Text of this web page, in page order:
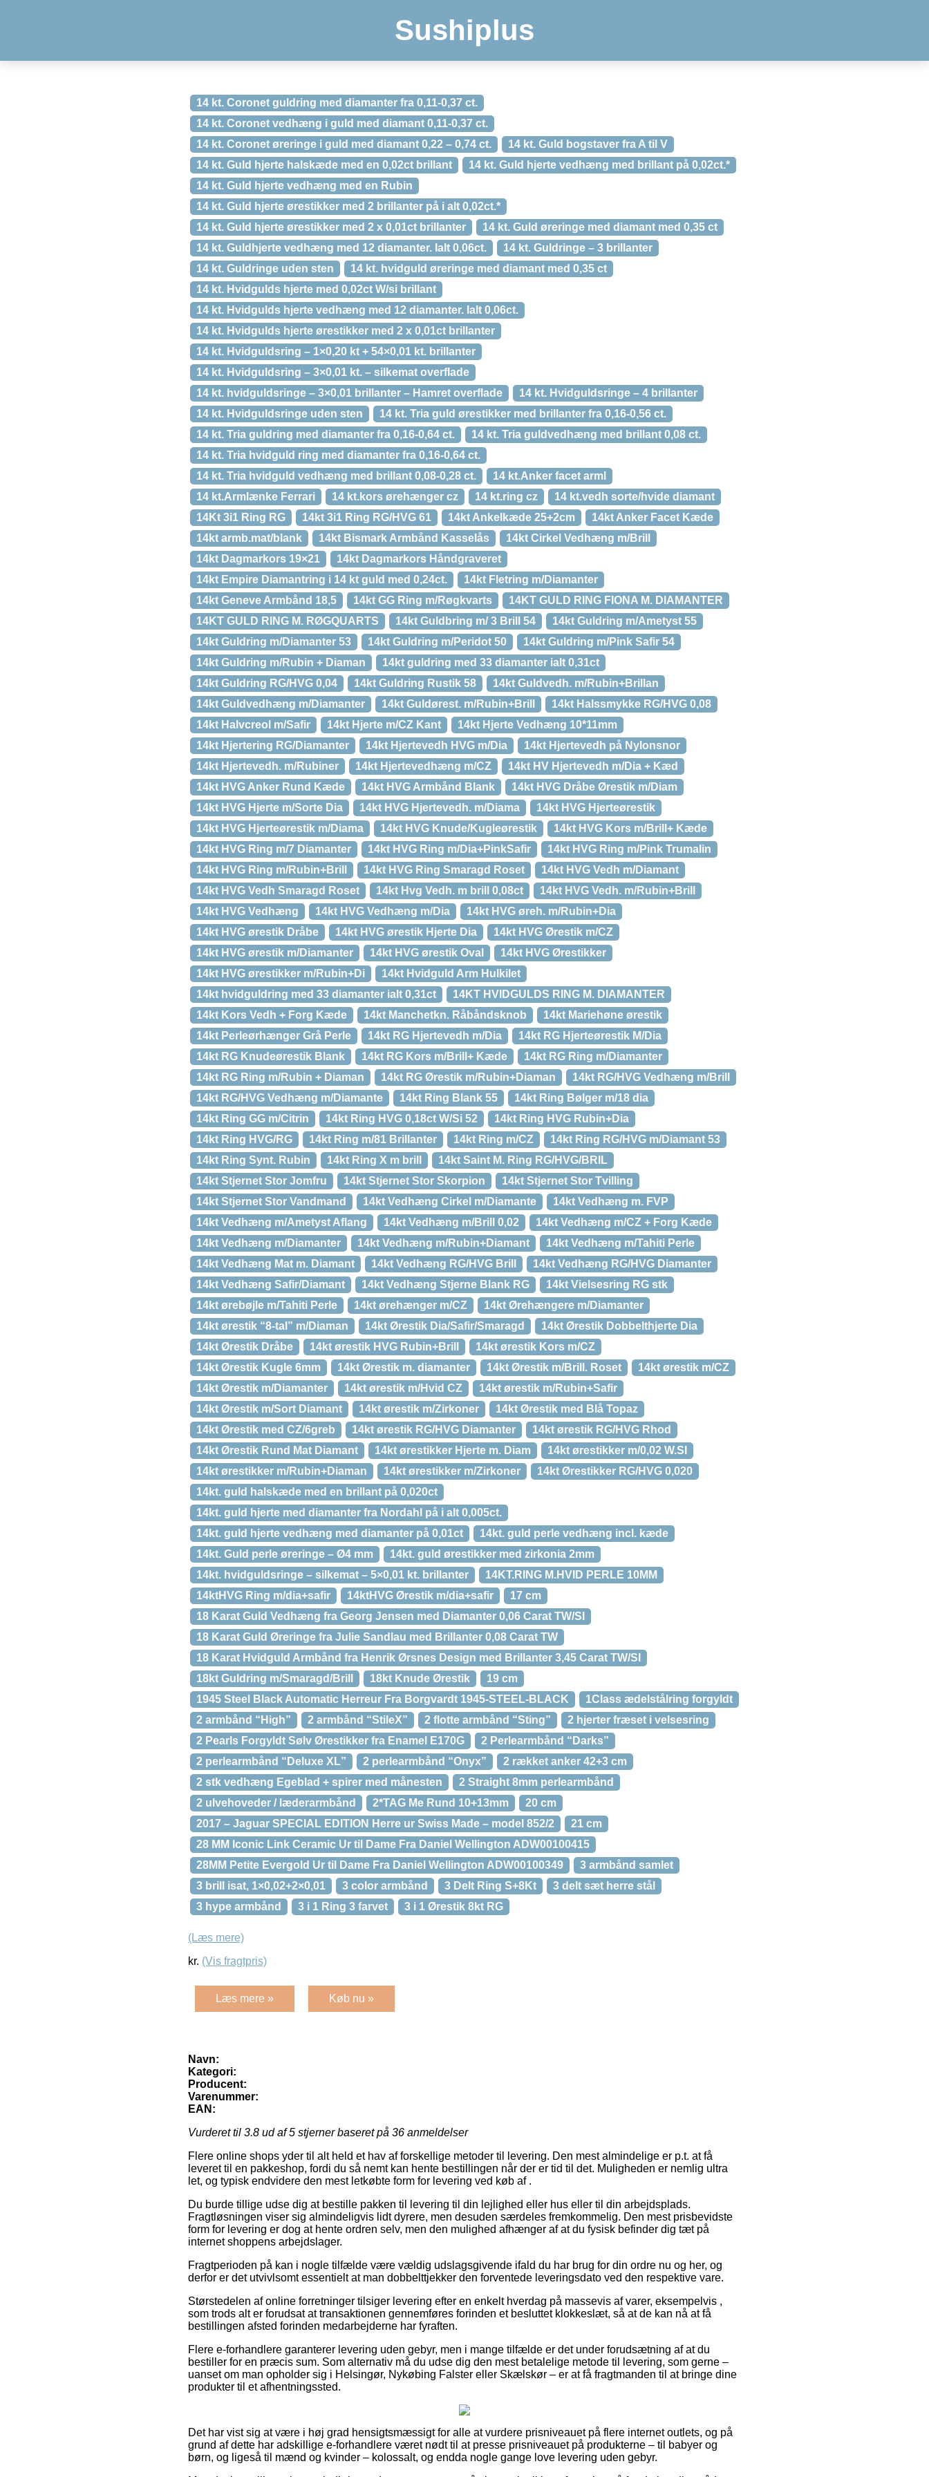
Sushiplus
14 kt. Coronet guldring med diamanter fra 0,11-0,37 ct.
14 kt. Coronet vedhæng i guld med diamant 0,11-0,37 ct.
14 kt. Coronet øreringe i guld med diamant 0,22 – 0,74 ct.
14 kt. Guld bogstaver fra A til V
14 kt. Guld hjerte halskæde med en 0,02ct brillant
14 kt. Guld hjerte vedhæng med brillant på 0,02ct.*
14 kt. Guld hjerte vedhæng med en Rubin
14 kt. Guld hjerte ørestikker med 2 brillanter på i alt 0,02ct.*
14 kt. Guld hjerte ørestikker med 2 x 0,01ct brillanter
14 kt. Guld øreringe med diamant med 0,35 ct
14 kt. Guldhjerte vedhæng med 12 diamanter. Ialt 0,06ct.
14 kt. Guldringe – 3 brillanter
14 kt. Guldringe uden sten
14 kt. hvidguld øreringe med diamant med 0,35 ct
14 kt. Hvidgulds hjerte med 0,02ct W/si brillant
14 kt. Hvidgulds hjerte vedhæng med 12 diamanter. Ialt 0,06ct.
14 kt. Hvidgulds hjerte ørestikker med 2 x 0,01ct brillanter
14 kt. Hvidguldsring – 1×0,20 kt + 54×0,01 kt. brillanter
14 kt. Hvidguldsring – 3×0,01 kt. – silkemat overflade
14 kt. hvidguldsringe – 3×0,01 brillanter – Hamret overflade
14 kt. Hvidguldsringe – 4 brillanter
14 kt. Hvidguldsringe uden sten
14 kt. Tria guld ørestikker med brillanter fra 0,16-0,56 ct.
14 kt. Tria guldring med diamanter fra 0,16-0,64 ct.
14 kt. Tria guldvedhæng med brillant 0,08 ct.
14 kt. Tria hvidguld ring med diamanter fra 0,16-0,64 ct.
14 kt. Tria hvidguld vedhæng med brillant 0,08-0,28 ct.
14 kt.Anker facet arml
14 kt.Armlænke Ferrari
14 kt.kors ørehænger cz 14 kt.ring cz
14 kt.vedh sorte/hvide diamant
14Kt 3i1 Ring RG
14kt 3i1 Ring RG/HVG 61 14kt Ankelkæde 25+2cm
14kt Anker Facet Kæde
14kt armb.mat/blank
14kt Bismark Armbånd Kasselås
14kt Cirkel Vedhæng m/Brill
14kt Dagmarkors 19×21
14kt Dagmarkors Håndgraveret
14kt Empire Diamantring i 14 kt guld med 0,24ct.
14kt Fletring m/Diamanter
14kt Geneve Armbånd 18,5
14kt GG Ring m/Røgkvarts
14KT GULD RING FIONA M. DIAMANTER
14KT GULD RING M. RØGQUARTS
14kt Guldbring m/ 3 Brill 54
14kt Guldring m/Ametyst 55
14kt Guldring m/Diamanter 53
14kt Guldring m/Peridot 50
14kt Guldring m/Pink Safir 54
14kt Guldring m/Rubin + Diaman
14kt guldring med 33 diamanter ialt 0,31ct
14kt Guldring RG/HVG 0,04
14kt Guldring Rustik 58
14kt Guldvedh. m/Rubin+Brillan
14kt Guldvedhæng m/Diamanter
14kt Guldørest. m/Rubin+Brill
14kt Halssmykke RG/HVG 0,08
14kt Halvcreol m/Safir
14kt Hjerte m/CZ Kant
14kt Hjerte Vedhæng 10*11mm
14kt Hjertering RG/Diamanter
14kt Hjertevedh HVG m/Dia
14kt Hjertevedh på Nylonsnor
14kt Hjertevedh. m/Rubiner
14kt Hjertevedhæng m/CZ
14kt HV Hjertevedh m/Dia + Kæd
14kt HVG Anker Rund Kæde
14kt HVG Armbånd Blank
14kt HVG Dråbe Ørestik m/Diam
14kt HVG Hjerte m/Sorte Dia
14kt HVG Hjertevedh. m/Diama
14kt HVG Hjerteørestik
14kt HVG Hjerteørestik m/Diama
14kt HVG Knude/Kugleørestik
14kt HVG Kors m/Brill+ Kæde
14kt HVG Ring m/7 Diamanter
14kt HVG Ring m/Dia+PinkSafir
14kt HVG Ring m/Pink Trumalin
14kt HVG Ring m/Rubin+Brill
14kt HVG Ring Smaragd Roset
14kt HVG Vedh m/Diamant
14kt HVG Vedh Smaragd Roset
14kt Hvg Vedh. m brill 0,08ct
14kt HVG Vedh. m/Rubin+Brill
14kt HVG Vedhæng
14kt HVG Vedhæng m/Dia
14kt HVG øreh. m/Rubin+Dia
14kt HVG ørestik Dråbe
14kt HVG ørestik Hjerte Dia
14kt HVG Ørestik m/CZ
14kt HVG ørestik m/Diamanter
14kt HVG ørestik Oval
14kt HVG Ørestikker
14kt HVG ørestikker m/Rubin+Di
14kt Hvidguld Arm Hulkilet
14kt hvidguldring med 33 diamanter ialt 0,31ct
14KT HVIDGULDS RING M. DIAMANTER
14kt Kors Vedh + Forg Kæde
14kt Manchetkn. Råbåndsknob
14kt Mariehøne ørestik
14kt Perleørhænger Grå Perle
14kt RG Hjertevedh m/Dia
14kt RG Hjerteørestik M/Dia
14kt RG Knudeørestik Blank
14kt RG Kors m/Brill+ Kæde
14kt RG Ring m/Diamanter
14kt RG Ring m/Rubin + Diaman
14kt RG Ørestik m/Rubin+Diaman
14kt RG/HVG Vedhæng m/Brill
14kt RG/HVG Vedhæng m/Diamante
14kt Ring Blank 55
14kt Ring Bølger m/18 dia
14kt Ring GG m/Citrin
14kt Ring HVG 0,18ct W/Si 52
14kt Ring HVG Rubin+Dia
14kt Ring HVG/RG
14kt Ring m/81 Brillanter 14kt Ring m/CZ
14kt Ring RG/HVG m/Diamant 53
14kt Ring Synt. Rubin
14kt Ring X m brill
14kt Saint M. Ring RG/HVG/BRIL
14kt Stjernet Stor Jomfru
14kt Stjernet Stor Skorpion
14kt Stjernet Stor Tvilling
14kt Stjernet Stor Vandmand
14kt Vedhæng Cirkel m/Diamante
14kt Vedhæng m. FVP
14kt Vedhæng m/Ametyst Aflang
14kt Vedhæng m/Brill 0,02
14kt Vedhæng m/CZ + Forg Kæde
14kt Vedhæng m/Diamanter
14kt Vedhæng m/Rubin+Diamant
14kt Vedhæng m/Tahiti Perle
14kt Vedhæng Mat m. Diamant
14kt Vedhæng RG/HVG Brill
14kt Vedhæng RG/HVG Diamanter
14kt Vedhæng Safir/Diamant
14kt Vedhæng Stjerne Blank RG
14kt Vielsesring RG stk
14kt ørebøjle m/Tahiti Perle
14kt ørehænger m/CZ
14kt Ørehængere m/Diamanter
14kt ørestik “8-tal” m/Diaman
14kt Ørestik Dia/Safir/Smaragd
14kt Ørestik Dobbelthjerte Dia
14kt Ørestik Dråbe
14kt ørestik HVG Rubin+Brill
14kt ørestik Kors m/CZ
14kt Ørestik Kugle 6mm
14kt Ørestik m. diamanter 14kt Ørestik m/Brill. Roset
14kt ørestik m/CZ
14kt Ørestik m/Diamanter
14kt ørestik m/Hvid CZ
14kt ørestik m/Rubin+Safir
14kt Ørestik m/Sort Diamant
14kt ørestik m/Zirkoner
14kt Ørestik med Blå Topaz
14kt Ørestik med CZ/6greb
14kt ørestik RG/HVG Diamanter
14kt ørestik RG/HVG Rhod
14kt Ørestik Rund Mat Diamant
14kt ørestikker Hjerte m. Diam
14kt ørestikker m/0,02 W.SI
14kt ørestikker m/Rubin+Diaman
14kt ørestikker m/Zirkoner
14kt Ørestikker RG/HVG 0,020
14kt. guld halskæde med en brillant på 0,020ct
14kt. guld hjerte med diamanter fra Nordahl på i alt 0,005ct.
14kt. guld hjerte vedhæng med diamanter på 0,01ct
14kt. guld perle vedhæng incl. kæde
14kt. Guld perle øreringe – Ø4 mm
14kt. guld ørestikker med zirkonia 2mm
14kt. hvidguldsringe – silkemat – 5×0,01 kt. brillanter
14KT.RING M.HVID PERLE 10MM
14ktHVG Ring m/dia+safir
14ktHVG Ørestik m/dia+safir
17 cm
18 Karat Guld Vedhæng fra Georg Jensen med Diamanter 0,06 Carat TW/SI
18 Karat Guld Øreringe fra Julie Sandlau med Brillanter 0,08 Carat TW
18 Karat Hvidguld Armbånd fra Henrik Ørsnes Design med Brillanter 3,45 Carat TW/SI
18kt Guldring m/Smaragd/Brill
18kt Knude Ørestik
19 cm
1945 Steel Black Automatic Herreur Fra Borgvardt 1945-STEEL-BLACK
1Class ædelstålring forgyldt
2 armbånd “High”
2 armbånd “StileX” 2 flotte armbånd “Sting”
2 hjerter fræset i velsesring
2 Pearls Forgyldt Sølv Ørestikker fra Enamel E170G
2 Perlearmbånd “Darks”
2 perlearmbånd “Deluxe XL”
2 perlearmbånd “Onyx”
2 rækket anker 42+3 cm
2 stk vedhæng Egeblad + spirer med månesten
2 Straight 8mm perlearmbånd
2 ulvehoveder / læderarmbånd
2*TAG Me Rund 10+13mm
20 cm
2017 – Jaguar SPECIAL EDITION Herre ur Swiss Made – model 852/2
21 cm
28 MM Iconic Link Ceramic Ur til Dame Fra Daniel Wellington ADW00100415
28MM Petite Evergold Ur til Dame Fra Daniel Wellington ADW00100349
3 armbånd samlet
3 brill isat, 1×0,02+2×0,01
3 color armbånd 3 Delt Ring S+8Kt
3 delt sæt herre stål
3 hype armbånd
3 i 1 Ring 3 farvet 3 i 1 Ørestik 8kt RG
(Læs mere)
kr. (Vis fragtpris)
Læs mere » Køb nu »
Navn:
Kategori:
Producent:
Varenummer:
EAN:
Vurderet til 3.8 ud af 5 stjerner baseret på 36 anmeldelser
Flere online shops yder til alt held et hav af forskellige metoder til levering. Den mest almindelige er p.t. at få
leveret til en pakkeshop, fordi du så nemt kan hente bestillingen når der er tid til det. Muligheden er nemlig ultra
let, og typisk endvidere den mest letkøbte form for levering ved køb af .
Du burde tillige udse dig at bestille pakken til levering til din lejlighed eller hus eller til din arbejdsplads.
Fragtløsningen viser sig almindeligvis lidt dyrere, men desuden særdeles fremkommelig. Den mest prisbevidste
form for levering er dog at hente ordren selv, men den mulighed afhænger af at du fysisk befinder dig tæt på
internet shoppens arbejdslager.
Fragtperioden på kan i nogle tilfælde være vældig udslagsgivende ifald du har brug for din ordre nu og her, og
derfor er det utvivlsomt essentielt at man dobbelttjekker den forventede leveringsdato ved den respektive vare.
Størstedelen af online forretninger tilsiger levering efter en enkelt hverdag på massevis af varer, eksempelvis ,
som trods alt er forudsat at transaktionen gennemføres forinden et besluttet klokkeslæt, så at de kan nå at få
bestillingen afsted forinden medarbejderne har fyraften.
Flere e-forhandlere garanterer levering uden gebyr, men i mange tilfælde er det under forudsætning af at du
bestiller for en præcis sum. Som alternativ må du udse dig den mest betalelige metode til levering, som gerne –
uanset om man opholder sig i Helsingør, Nykøbing Falster eller Skælskør – er at få fragtmanden til at bringe dine
produkter til et afhentningssted.
Det har vist sig at være i høj grad hensigtsmæssigt for alle at vurdere prisniveauet på flere internet outlets, og på
grund af dette har adskillige e-forhandlere været nødt til at presse prisniveauet på produkterne – til babyer og
børn, og ligeså til mænd og kvinder – kolossalt, og endda nogle gange love levering uden gebyr.